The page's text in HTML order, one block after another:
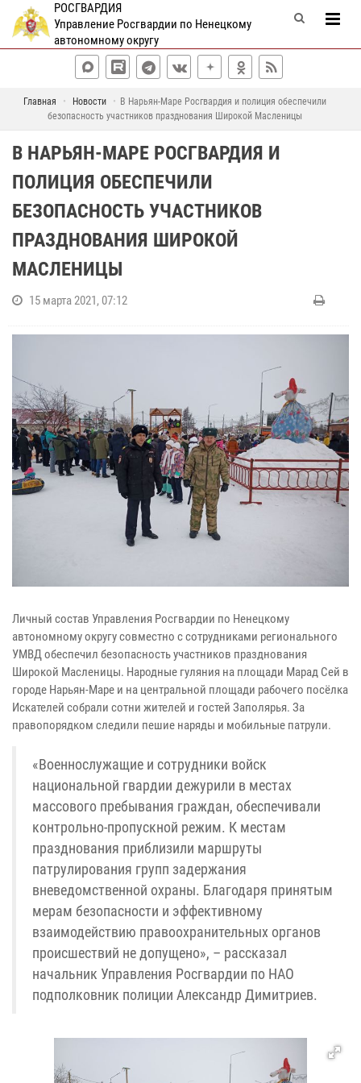
РОСГВАРДИЯ
Управление Росгвардии по Ненецкому
автономному округу
Главная Новости
В Нарьян-Маре Росгвардия и полиция обеспечили
безопасность участников празднования Широкой Масленицы
В НАРЬЯН-МАРЕ РОСГВАРДИЯ И
ПОЛИЦИЯ ОБЕСПЕЧИЛИ
БЕЗОПАСНОСТЬ УЧАСТНИКОВ
ПРАЗДНОВАНИЯ ШИРОКОЙ
МАСЛЕНИЦЫ
15 марта 2021, 07:12
Личный состав Управления Росгвардии по Ненецкому
автономному округу совместно с сотрудниками регионального
УМВД обеспечил безопасность участников празднования
Широкой Масленицы. Народные гуляния на площади Марад Сей в
городе Нарьян-Маре и на центральной площади рабочего посёлка
Искателей собрали сотни жителей и гостей Заполярья. За
правопорядком следили пешие наряды и мобильные патрули.
«Военнослужащие и сотрудники войск
национальной гвардии дежурили в местах
массового пребывания граждан, обеспечивали
контрольно-пропускной режим. К местам
празднования приблизили маршруты
патрулирования групп задержания
вневедомственной охраны. Благодаря принятым
мерам безопасности и эффективному
взаимодействию правоохранительных органов
происшествий не допущено», – рассказал
начальник Управления Росгвардии по НАО
подполковник полиции Александр Димитриев.